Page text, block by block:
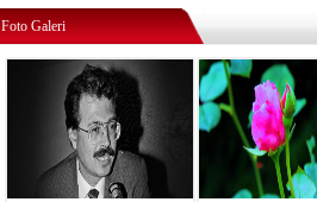
Foto Galeri